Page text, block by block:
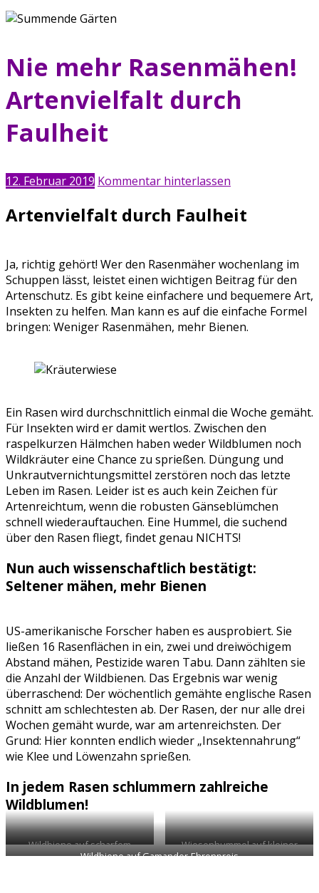
Nie mehr Rasenmähen!
Artenvielfalt durch
Faulheit
12. Februar 2019 Kommentar hinterlassen
Artenvielfalt durch Faulheit
Ja, richtig gehört! Wer den Rasenmäher wochenlang im
Schuppen lässt, leistet einen wichtigen Beitrag für den
Artenschutz. Es gibt keine einfachere und bequemere Art,
Insekten zu helfen. Man kann es auf die einfache Formel
bringen: Weniger Rasenmähen, mehr Bienen.
Ein Rasen wird durchschnittlich einmal die Woche gemäht.
Für Insekten wird er damit wertlos. Zwischen den
raspelkurzen Hälmchen haben weder Wildblumen noch
Wildkräuter eine Chance zu sprießen. Düngung und
Unkrautvernichtungsmittel zerstören noch das letzte
Leben im Rasen. Leider ist es auch kein Zeichen für
Artenreichtum, wenn die robusten Gänseblümchen
schnell wiederauftauchen. Eine Hummel, die suchend
über den Rasen fliegt, findet genau NICHTS!
Nun auch wissenschaftlich bestätigt:
Seltener mähen, mehr Bienen
US-amerikanische Forscher haben es ausprobiert. Sie
ließen 16 Rasenflächen in ein, zwei und dreiwöchigem
Abstand mähen, Pestizide waren Tabu. Dann zählten sie
die Anzahl der Wildbienen. Das Ergebnis war wenig
überraschend: Der wöchentlich gemähte englische Rasen
schnitt am schlechtesten ab. Der Rasen, der nur alle drei
Wochen gemäht wurde, war am artenreichsten. Der
Grund: Hier konnten endlich wieder „Insektennahrung“
wie Klee und Löwenzahn sprießen.
In jedem Rasen schlummern zahlreiche
Wildblumen!
Wildbiene auf scharfem
Hahnenfuß
Wiesenhummel auf kleiner
Braunelle
Wildbiene auf Gamander-Ehrenpreis